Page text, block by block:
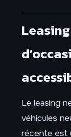
Le leasing
véhicules
récente est